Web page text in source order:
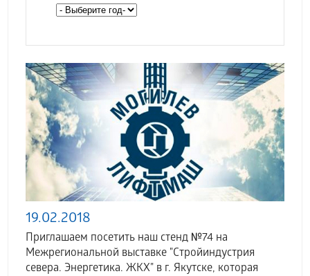
19.02.2018
Приглашаем посетить наш стенд №74 на
Межрегиональной выставке "Стройиндустрия
севера. Энергетика. ЖКХ" в г. Якутске, которая